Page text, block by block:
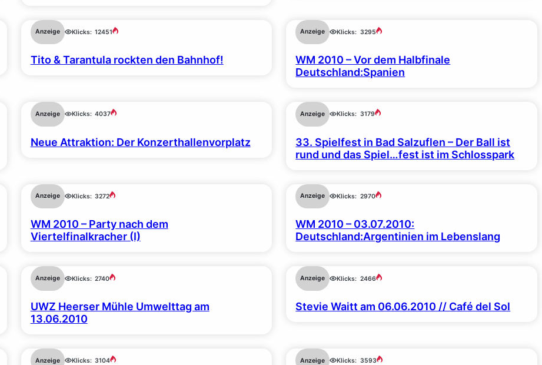
Anzeige Klicks: 12451
Tito & Tarantula rockten den Bahnhof!
Anzeige Klicks: 3295
WM 2010 – Vor dem Halbfinale
Deutschland:Spanien
Anzeige Klicks: 4037
Neue Attraktion: Der Konzerthallenvorplatz
Anzeige Klicks: 3179
33. Spielfest in Bad Salzuflen – Der Ball ist
rund und das Spiel…fest ist im Schlosspark
Anzeige Klicks: 3272
WM 2010 – Party nach dem
Viertelfinalkracher (I)
Anzeige Klicks: 2970
WM 2010 – 03.07.2010:
Deutschland:Argentinien im Lebenslang
Anzeige Klicks: 2740
UWZ Heerser Mühle Umwelttag am
13.06.2010
Anzeige Klicks: 2466
Stevie Waitt am 06.06.2010 // Café del Sol
Anzeige Klicks: 3104 Anzeige Klicks: 3593